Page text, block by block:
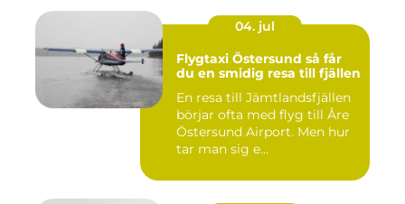
04. jul
Flygtaxi Östersund så får
du en smidig resa till fjällen
En resa till Jämtlandsfjällen
börjar ofta med flyg till Åre
Östersund Airport. Men hur
tar man sig e...